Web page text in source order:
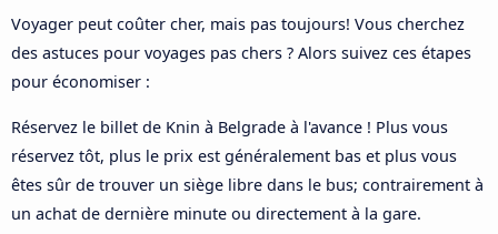
Voyager peut coûter cher, mais pas toujours! Vous cherchez
des astuces pour voyages pas chers ? Alors suivez ces étapes
pour économiser :
Réservez le billet de Knin à Belgrade à l'avance ! Plus vous
réservez tôt, plus le prix est généralement bas et plus vous
êtes sûr de trouver un siège libre dans le bus; contrairement à
un achat de dernière minute ou directement à la gare.